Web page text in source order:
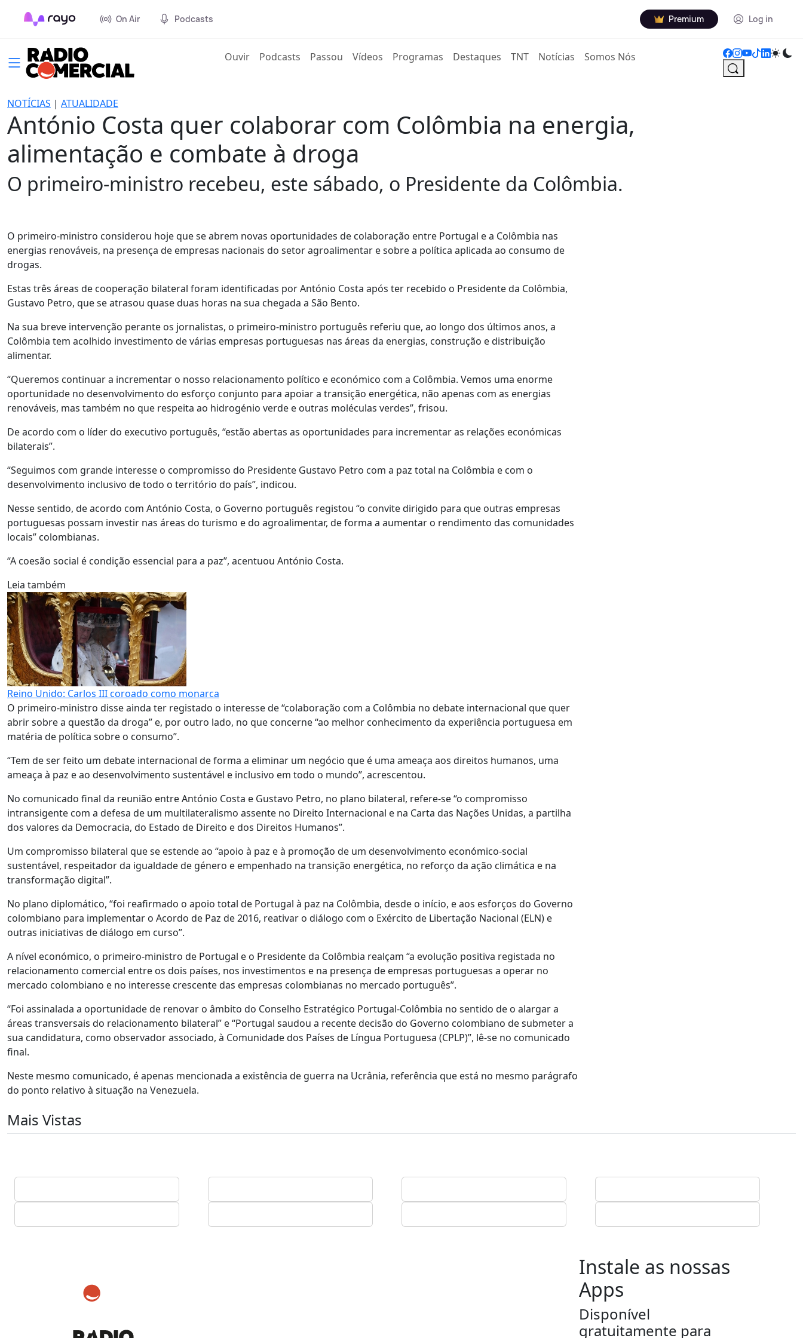
On Air Podcasts Premium Log in
Ouvir(current)
Podcasts Passou Vídeos Programas Destaques TNT Notícias Somos Nós
NOTÍCIAS | ATUALIDADE
António Costa quer colaborar com Colômbia na energia,
alimentação e combate à droga
O primeiro-ministro recebeu, este sábado, o Presidente da Colômbia.
O primeiro-ministro considerou hoje que se abrem novas oportunidades de colaboração entre Portugal e a Colômbia nas
energias renováveis, na presença de empresas nacionais do setor agroalimentar e sobre a política aplicada ao consumo de
drogas.
Estas três áreas de cooperação bilateral foram identificadas por António Costa após ter recebido o Presidente da Colômbia,
Gustavo Petro, que se atrasou quase duas horas na sua chegada a São Bento.
Na sua breve intervenção perante os jornalistas, o primeiro-ministro português referiu que, ao longo dos últimos anos, a
Colômbia tem acolhido investimento de várias empresas portuguesas nas áreas da energias, construção e distribuição
alimentar.
“Queremos continuar a incrementar o nosso relacionamento político e económico com a Colômbia. Vemos uma enorme
oportunidade no desenvolvimento do esforço conjunto para apoiar a transição energética, não apenas com as energias
renováveis, mas também no que respeita ao hidrogénio verde e outras moléculas verdes”, frisou.
De acordo com o líder do executivo português, “estão abertas as oportunidades para incrementar as relações económicas
bilaterais”.
“Seguimos com grande interesse o compromisso do Presidente Gustavo Petro com a paz total na Colômbia e com o
desenvolvimento inclusivo de todo o território do país”, indicou.
Nesse sentido, de acordo com António Costa, o Governo português registou “o convite dirigido para que outras empresas
portuguesas possam investir nas áreas do turismo e do agroalimentar, de forma a aumentar o rendimento das comunidades
locais” colombianas.
“A coesão social é condição essencial para a paz”, acentuou António Costa.
Leia também
Reino Unido: Carlos III coroado como monarca
O primeiro-ministro disse ainda ter registado o interesse de “colaboração com a Colômbia no debate internacional que quer
abrir sobre a questão da droga” e, por outro lado, no que concerne “ao melhor conhecimento da experiência portuguesa em
matéria de política sobre o consumo”.
“Tem de ser feito um debate internacional de forma a eliminar um negócio que é uma ameaça aos direitos humanos, uma
ameaça à paz e ao desenvolvimento sustentável e inclusivo em todo o mundo”, acrescentou.
No comunicado final da reunião entre António Costa e Gustavo Petro, no plano bilateral, refere-se “o compromisso
intransigente com a defesa de um multilateralismo assente no Direito Internacional e na Carta das Nações Unidas, a partilha
dos valores da Democracia, do Estado de Direito e dos Direitos Humanos”.
Um compromisso bilateral que se estende ao “apoio à paz e à promoção de um desenvolvimento económico-social
sustentável, respeitador da igualdade de género e empenhado na transição energética, no reforço da ação climática e na
transformação digital”.
No plano diplomático, “foi reafirmado o apoio total de Portugal à paz na Colômbia, desde o início, e aos esforços do Governo
colombiano para implementar o Acordo de Paz de 2016, reativar o diálogo com o Exército de Libertação Nacional (ELN) e
outras iniciativas de diálogo em curso”.
A nível económico, o primeiro-ministro de Portugal e o Presidente da Colômbia realçam “a evolução positiva registada no
relacionamento comercial entre os dois países, nos investimentos e na presença de empresas portuguesas a operar no
mercado colombiano e no interesse crescente das empresas colombianas no mercado português”.
“Foi assinalada a oportunidade de renovar o âmbito do Conselho Estratégico Portugal-Colômbia no sentido de o alargar a
áreas transversais do relacionamento bilateral” e “Portugal saudou a recente decisão do Governo colombiano de submeter a
sua candidatura, como observador associado, à Comunidade dos Países de Língua Portuguesa (CPLP)”, lê-se no comunicado
final.
Neste mesmo comunicado, é apenas mencionada a existência de guerra na Ucrânia, referência que está no mesmo parágrafo
do ponto relativo à situação na Venezuela.
Mais Vistas
Instale as nossas
Apps
Disponível
gratuitamente para